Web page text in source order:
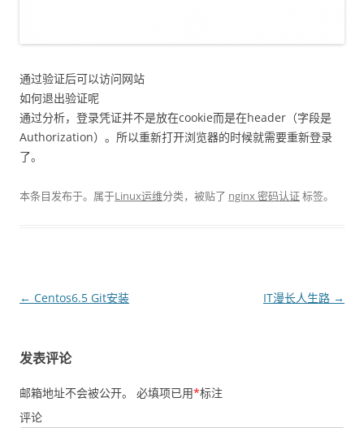
通过验证后可以访问网站
如何退出验证呢
通过分析，登录凭证并不是放在cookie而是在header（字段是
Authorization）。所以重新打开浏览器的时候就需要重新登录
了。
本条目发布于。属于Linux运维分类，被贴了 nginx 密码认证标签。
文
航
← Centos6.5 Git安装 IT漫长人生路 →
发表评论
邮箱地址不会被公开。 必填项已用*标注
评论